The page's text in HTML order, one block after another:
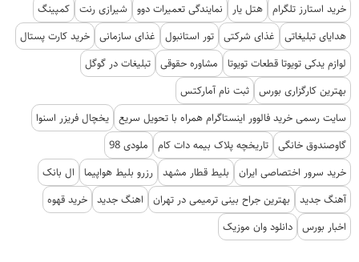
خرید استارز تلگرام هتل یار نمایندگی تعمیرات دوو شیرازی رنت کمپینگ
هدایای تبلیغاتی
غذای شرکتی تور استانبول غذای سازمانی خرید کارت پستال
لوازم یدکی تویوتا قطعات تویوتا
مشاوره حقوقی تبلیغات در گوگل
بهترین کارگزاری بورس ثبت نام آمارکتس
سایت رسمی خرید فالوور اینستاگرام همراه با تحویل سریع یخچال فریزر اسنوا
گاوصندوق خانگی تاریخچه پلاک بیمه دات کام
ملودی 98
خرید سرور اختصاصی ایران
بلیط قطار مشهد رزرو بلیط هواپیما
ال بانک
آهنگ جدید
بهترین جراح بینی ترمیمی در تهران اهنگ جدید خرید قهوه
اخبار بورس دانلود وان موزیک